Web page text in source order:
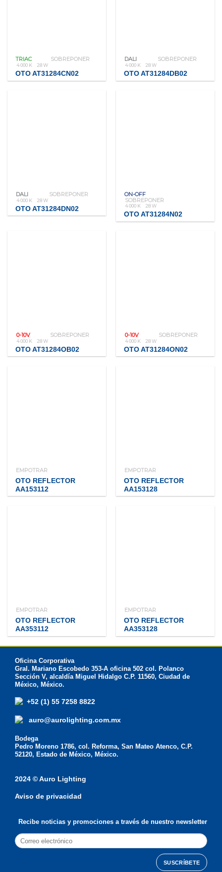
TRIAC SOBREPONER
4 000 K 28 W
OTO AT31284CN02
DALI SOBREPONER
4 000 K 28 W
OTO AT31284DB02
DALI SOBREPONER
4 000 K 28 W
OTO AT31284DN02
ON-OFF
SOBREPONER
4 000 K 28 W
OTO AT31284N02
0-10V SOBREPONER
4 000 K 28 W
OTO AT31284OB02
0-10V SOBREPONER
4 000 K 28 W
OTO AT31284ON02
EMPOTRAR
OTO REFLECTOR
AA153112
EMPOTRAR
OTO REFLECTOR
AA153128
EMPOTRAR
OTO REFLECTOR
AA353112
EMPOTRAR
OTO REFLECTOR
AA353128
Oficina Corporativa
Gral. Mariano Escobedo 353-A oficina 502 col. Polanco
Sección V, alcaldía Miguel Hidalgo C.P. 11560, Ciudad de
México, México.
+52 (1) 55 7258 8822
auro@aurolighting.com.mx
Bodega
Pedro Moreno 1786, col. Reforma, San Mateo Atenco, C.P.
52120, Estado de México, México.
2024 © Auro Lighting
Aviso de privacidad
Recibe noticias y promociones a través de nuestro newsletter